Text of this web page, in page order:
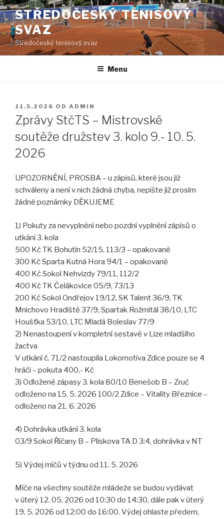
Přejít
k
obsahu
webu
STŘEDOČESKÝ TENISOVÝ
SVAZ
Středočeský tenisový svaz
Menu
PUBLIKOVÁNO
11.5.2026 OD ADMIN
Zprávy StčTS – Mistrovské
soutěže družstev 3. kolo 9.- 10. 5.
2026
UPOZORNĚNÍ, PROSBA – u zápisů, které jsou již
schváleny a není v nich žádná chyba, nepište již prosím
žádné poznámky DĚKUJEME
1) Pokuty za nevyplnění nebo pozdní vyplnění zápisů o
utkání 3. kola
500 Kč TK Bohutín 52/15, 113/3 – opakovaně
300 Kč Sparta Kutná Hora 94/1 – opakovaně
400 Kč Sokol Nehvizdy 79/11, 112/2
400 Kč TK Čelákovice 05/9, 73/13
200 Kč Sokol Ondřejov 19/12, SK Talent 36/9, TK
Mnichovo Hradiště 37/9, Spartak Rožmitál 38/10, LTC
Houšťka 53/10, LTC Mladá Boleslav 77/9
2) Nenastoupení v kompletní sestavě v Lize mladšího
žactva
V utkání č. 71/2 nastoupila Lokomotiva Zdice pouze se 4
hráči – pokuta 400,- Kč
3) Odložené zápasy 3. kola 80/10 Benešob B – Zruč
odloženo na 15. 5. 2026 100/2 Zdice – Vitality Březnice –
odloženo na 21. 6. 2026
4) Dohrávka utkání 3. kola
03/9 Sokol Říčany B – Pliskova TA D 3:4, dohrávka v NT
5) Výdej míčů v týdnu od 11. 5. 2026
Míče na všechny soutěže mládeže se budou vydávat
v úterý 12. 05. 2026 od 10:30 do 14:30, dále pak v úterý
19. 5. 2026 od 12:00 do 16:00. Výdej ohlaste předem,